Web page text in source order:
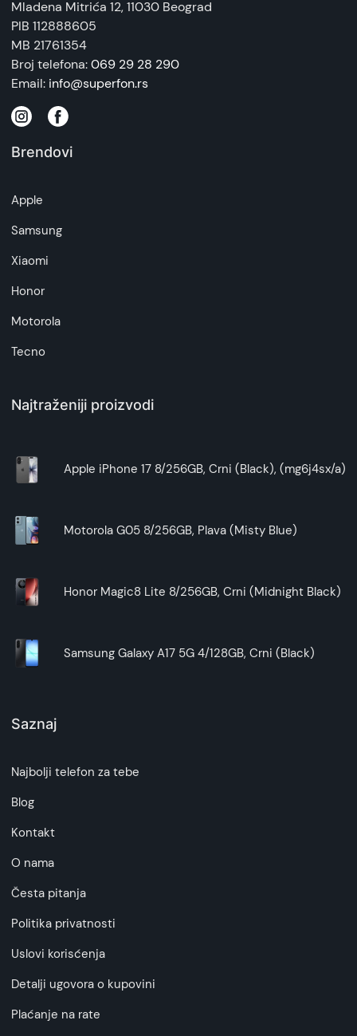
Mladena Mitrića 12, 11030 Beograd
PIB 112888605
MB 21761354
Broj telefona:069 29 28 290
Email: info@superfon.rs
Brendovi
Apple
Samsung
Xiaomi
Honor
Motorola
Tecno
Najtraženiji proizvodi
Apple iPhone 17 8/256GB, Crni (Black), (mg6j4sx/a)
Motorola G05 8/256GB, Plava (Misty Blue)
Honor Magic8 Lite 8/256GB, Crni (Midnight Black)
Samsung Galaxy A17 5G 4/128GB, Crni (Black)
Saznaj
Najbolji telefon za tebe
Blog
Kontakt
O nama
Česta pitanja
Politika privatnosti
Uslovi korisćenja
Detalji ugovora o kupovini
Plaćanje na rate